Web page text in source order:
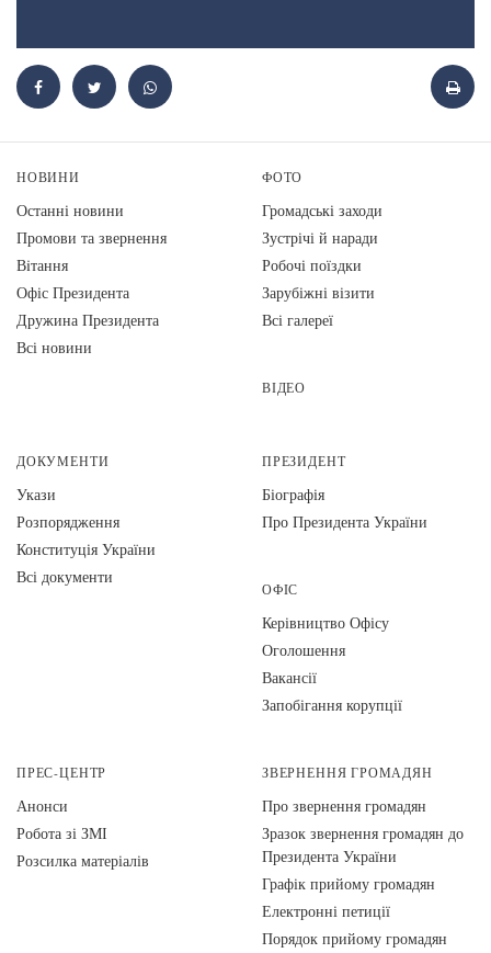
НОВИНИ
Останні новини
Промови та звернення
Вiтання
Офіс Президента
Дружина Президента
Всі новини
ФОТО
Громадські заходи
Зустрічі й наради
Робочі поїздки
Зарубіжні візити
Всі галереї
ВІДЕО
ДОКУМЕНТИ
Укази
Розпорядження
Конституція України
Всі документи
ПРЕЗИДЕНТ
Біографія
Про Президента України
ОФІС
Керівництво Офісу
Оголошення
Вакансії
Запобігання корупції
ПРЕС-ЦЕНТР
Анонси
Робота зі ЗМІ
Розсилка матеріалів
ЗВЕРНЕННЯ ГРОМАДЯН
Про звернення громадян
Зразок звернення громадян до
Президента України
Графік прийому громадян
Електронні петиції
Порядок прийому громадян